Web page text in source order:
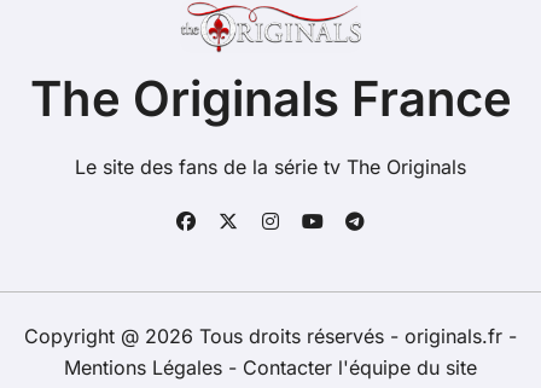
The Originals France
Le site des fans de la série tv The Originals
Copyright @ 2026 Tous droits réservés - originals.fr -
Mentions Légales - Contacter l'équipe du site